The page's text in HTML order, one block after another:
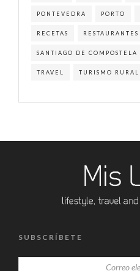
PONTEVEDRA PORTO
RECETAS RESTAURANTES
SANTIAGO DE COMPOSTELA
TRAVEL TURISMO RURAL
SUBSCRÍBETE